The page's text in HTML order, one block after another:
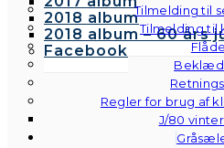
Tilmelding til
Tilmelding til
Regler for brug af
J/80
2018 album
2018 album – 60 års
Facebook